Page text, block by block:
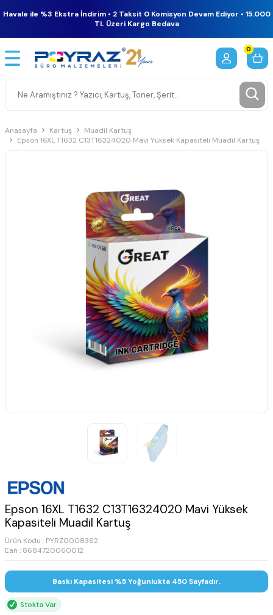
Havale ile %3 Ekstra İndirim • 2 Taksit 0 Komisyon Devam Ediyor • 15.000
TL Üzeri Kargo Bedava
0
Anasayfa Kartuş
Muadil Kartuş
Epson 16XL T1632 C13T16324020 Mavi Yüksek Kapasiteli Muadil Kartuş
Epson 16XL T1632 C13T16324020 Mavi Yüksek
Kapasiteli Muadil Kartuş
Ürün Kodu : PYRZ0008362
Ean : 8684720060012
Baskı Kapasitesi %5 Yoğunlukta 450 Sayfadır.
Stokta Var